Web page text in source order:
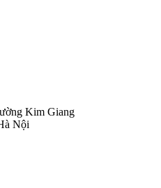
Kim Giang
Nội